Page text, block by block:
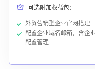
可选附加权益包：
外贸营销型企业官网搭建
配置企业域名邮箱，含企
配置管理